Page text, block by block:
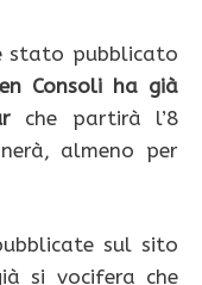
stato pubblicato
Consoli ha già
che partirà l’8
almeno per
sul sito
si vocifera che